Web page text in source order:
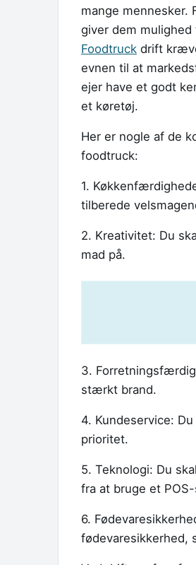
mange mennesker.
giver dem
Foodtruck drift
evnen til at
ejer have et godt
et køretøj.
Her er nogle af de
foodtruck:
1.
tilberede
2. Kreativitet: Du
mad på.
3.
stærkt brand.
4. Kundeservice:
prioritet.
5. Teknologi: Du
fra at bruge et
6.
fødevaresikkerhed,